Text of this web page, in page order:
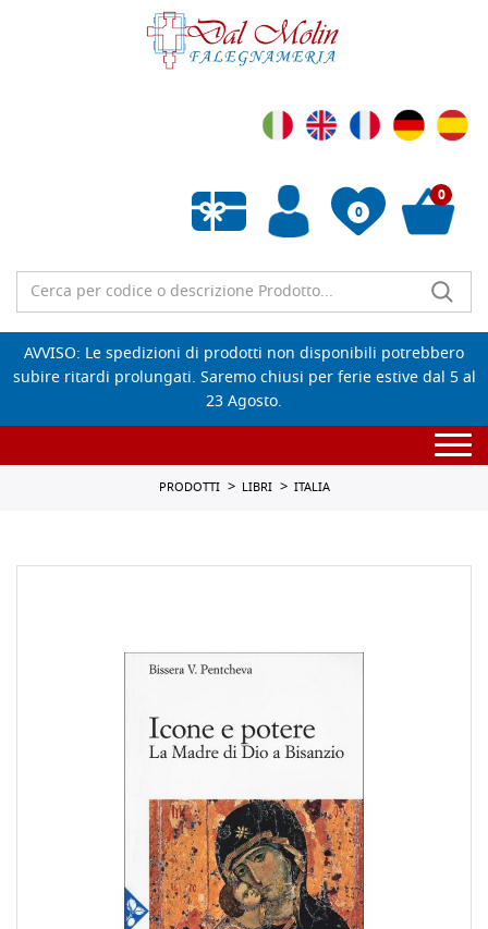
0
Wishlist vuota
0
AVVISO: Le spedizioni di prodotti non disponibili potrebbero
subire ritardi prolungati. Saremo chiusi per ferie estive dal 5 al
23 Agosto.
PRODOTTI LIBRI ITALIA